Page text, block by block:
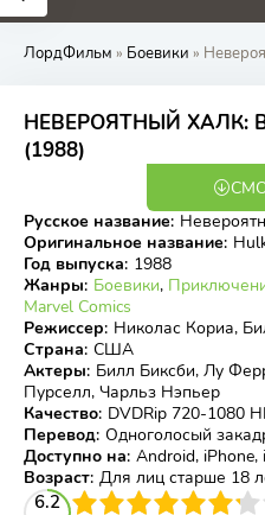
8.8
ЛордФильм » Боевики » Невероятный
НЕВЕРОЯТНЫЙ ХАЛК:
(1988)
Русское название:
Оригинальное название:
Год выпуска: 1988
Жанры: Боевики,
Marvel Comics
Режиссер: Николас Кориа,
Страна: США
Актеры: Билл Биксби, Лу
Пурселл, Чарльз Нэпьер
Качество: DVDRip 720-1080
Перевод: Одноголосый
Доступно на: Android, iPhone,
Возраст: Для лиц старше 18
6.2
4 5 6 7 8 9 10